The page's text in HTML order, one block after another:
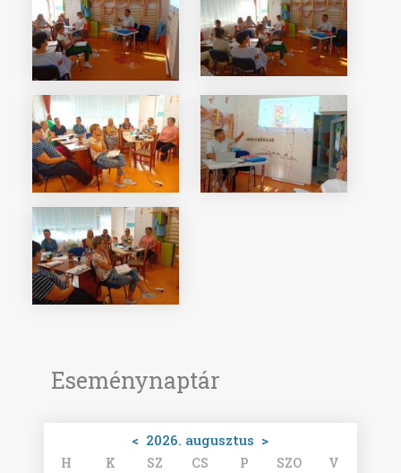
Eseménynaptár
< 2026. augusztus >
H K SZ CS P SZO V